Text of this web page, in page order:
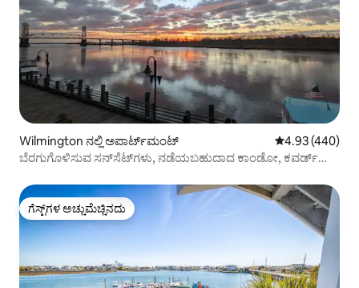
Wilmington ನಲ್ಲಿ ಅಪಾರ್ಟ್‌ಮಂಟ್ 5 ರಲ್ಲಿ 4.93
4.93 (440)
ಬೆರಗುಗೊಳಿಸುವ ಸನ್‌ಸೆಟ್‌ಗಳು, ನಡೆಯಬಹುದಾದ ಕಾಂಡೋ, ಕವರ್ಡ್
ಗೆಸ್ಟ್‌ಗಳ ಅಚ್ಚುಮೆಚ್ಚಿನದು
ಗೆಸ್ಟ್‌ಗಳ ಅಚ್ಚುಮೆಚ್ಚಿನದು